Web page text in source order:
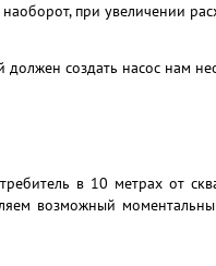
при увеличении
должен создать насос нам
в 10 метрах от
возможный